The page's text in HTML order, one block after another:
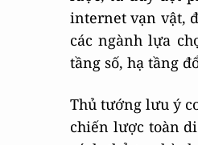
internet vạn vật,
các ngành lựa
tầng số, hạ tầng
Thủ tướng lưu ý
chiến lược toàn